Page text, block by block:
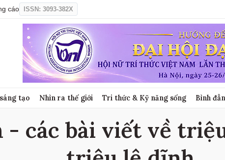
cáo ISSN: 3093-382X
tạo Nhìn ra thế giới Tri thức & Kỹ năng sống Bình
các bài viết về